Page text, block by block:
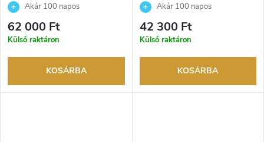
Akár 100 napos
visszaküldési lehetőség. Hivatalos
márkakereskedő.
62 000 Ft
Külső raktáron
KOSÁRBA
Akár 100 napos
visszaküldési lehetőség. Hivatalos
márkakereskedő.
42 300 Ft
Külső raktáron
KOSÁRBA